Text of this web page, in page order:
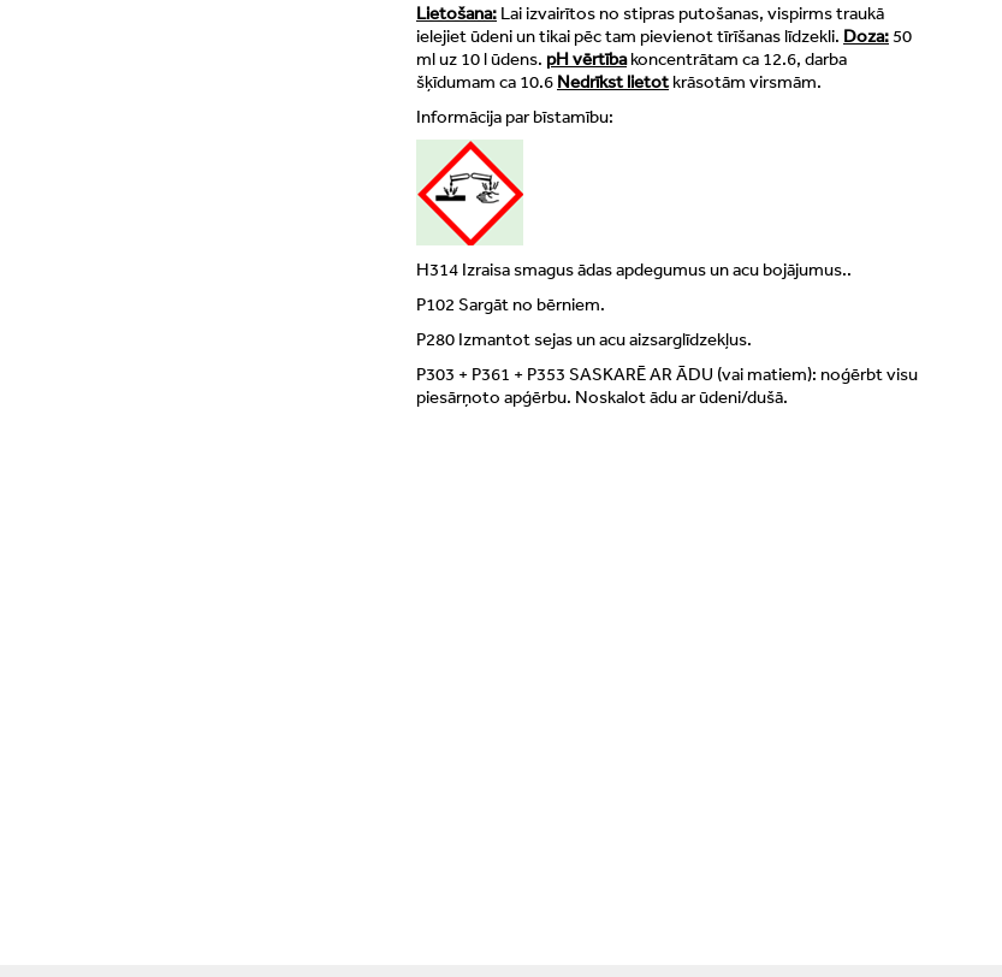
Lietošana: Lai izvairītos no stipras putošanas, vispirms traukā
ielejiet ūdeni un tikai pēc tam pievienot tīrīšanas līdzekli. Doza:50
ml uz 10 l ūdens. pH vērtībakoncentrātam ca 12.6, darba
šķīdumam ca 10.6 Nedrīkst lietotkrāsotām virsmām.
Informācija par bīstamību:
H314 Izraisa smagus ādas apdegumus un acu bojājumus..
P102 Sargāt no bērniem.
P280 Izmantot sejas un acu aizsarglīdzekļus.
P303 + P361 + P353 SASKARĒ AR ĀDU (vai matiem): noģērbt visu
piesārņoto apģērbu. Noskalot ādu ar ūdeni/dušā.